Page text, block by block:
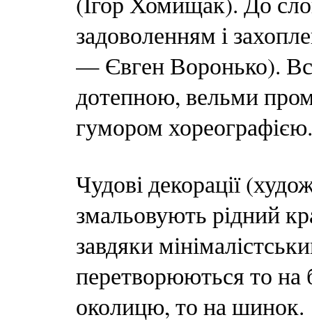
задоволенням і
— Євген Воронько).
дотепною, вельми
гумором хореографією.
Чудові декорації
змальовують рідний
завдяки
перетворюються то на
околицю, то на шинок.